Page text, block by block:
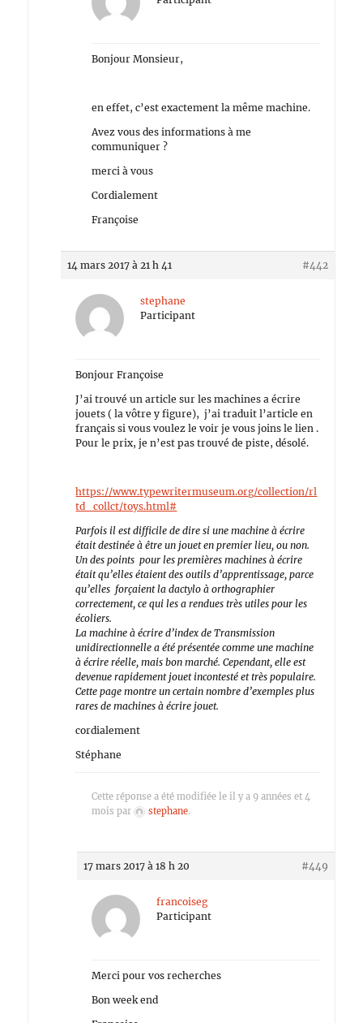
Bonjour Monsieur,
en effet, c’est exactement la même machine.
Avez vous des informations à me
communiquer ?
merci à vous
Cordialement
Françoise
14 mars 2017 à 21 h 41 #442
stephane
Participant
Bonjour Françoise
J’ai trouvé un article sur les machines a écrire
jouets ( la vôtre y figure), j’ai traduit l’article en
français si vous voulez le voir je vous joins le lien .
Pour le prix, je n’est pas trouvé de piste, désolé.
https://www.typewritermuseum.org/collection/rl
td_collct/toys.html#
Parfois il est difficile de dire si une machine à écrire
était destinée à être un jouet en premier lieu, ou non.
Un des points pour les premières machines à écrire
était qu’elles étaient des outils d’apprentissage, parce
qu’elles forçaient la dactylo à orthographier
correctement, ce qui les a rendues très utiles pour les
écoliers.
La machine à écrire d’index de Transmission
unidirectionnelle a été présentée comme une machine
à écrire réelle, mais bon marché. Cependant, elle est
devenue rapidement jouet incontesté et très populaire.
Cette page montre un certain nombre d’exemples plus
rares de machines à écrire jouet.
cordialement
Stéphane
Cette réponse a été modifiée le il y a 9 années et 4
mois par
stephane.
17 mars 2017 à 18 h 20 #449
francoiseg
Participant
Merci pour vos recherches
Bon week end